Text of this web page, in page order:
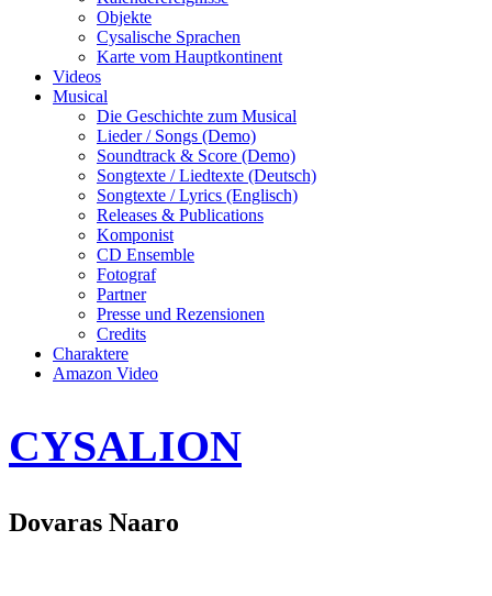
Objekte
Cysalische Sprachen
Karte vom Hauptkontinent
Videos
Musical
Die Geschichte zum Musical
Lieder / Songs (Demo)
Soundtrack & Score (Demo)
Songtexte / Liedtexte (Deutsch)
Songtexte / Lyrics (Englisch)
Releases & Publications
Komponist
CD Ensemble
Fotograf
Partner
Presse und Rezensionen
Credits
Charaktere
Amazon Video
CYSALION
Dovaras Naaro